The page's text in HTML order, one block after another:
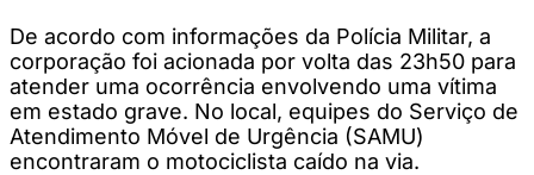
De acordo com informações da Polícia Militar, a
corporação foi acionada por volta das 23h50 para
atender uma ocorrência envolvendo uma vítima
em estado grave. No local, equipes do Serviço de
Atendimento Móvel de Urgência (SAMU)
encontraram o motociclista caído na via.